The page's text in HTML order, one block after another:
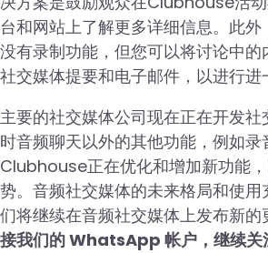
台和网站上了解更多详细信息。此
没有录制功能，但您可以将讨论中的
社交媒体提要和电子邮件，以进行进
主要的社交媒体公司现在正在开发社
时音频聊天以外的其他功能，例如录
Clubhouse正在优化和增加新功能
势。音频社交媒体的未来格局和使
们将继续在音频社交媒体上发布新的
接我们的 WhatsApp 帐户，继续关